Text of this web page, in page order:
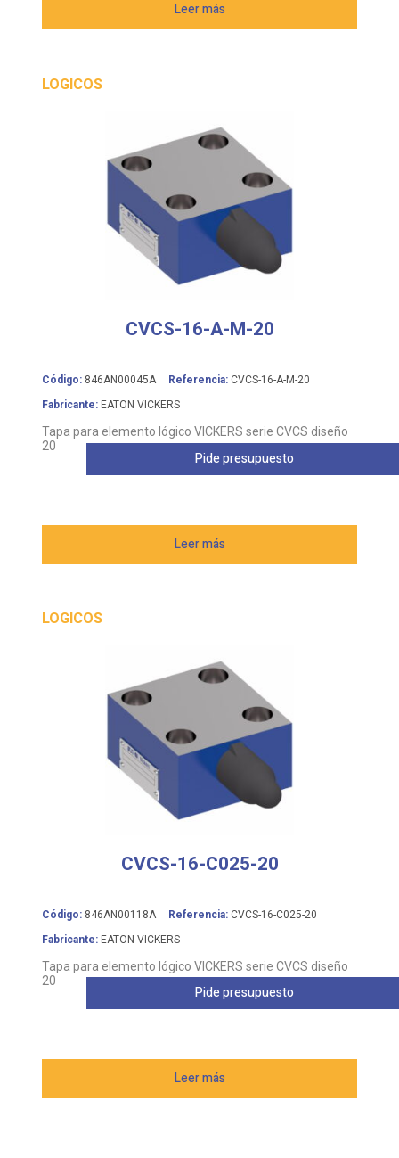
Leer más
LOGICOS
CVCS-16-A-M-20
Código: 846AN00045A Referencia: CVCS-16-A-M-20
Fabricante: EATON VICKERS
Tapa para elemento lógico VICKERS serie CVCS diseño
20
Leer más
Pide presupuesto
LOGICOS
CVCS-16-C025-20
Código: 846AN00118A Referencia: CVCS-16-C025-20
Fabricante: EATON VICKERS
Tapa para elemento lógico VICKERS serie CVCS diseño
20
Leer más
Pide presupuesto